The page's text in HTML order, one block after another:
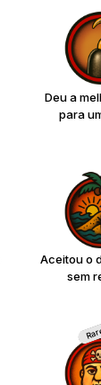
Deu a
para
Aceitou o
sem